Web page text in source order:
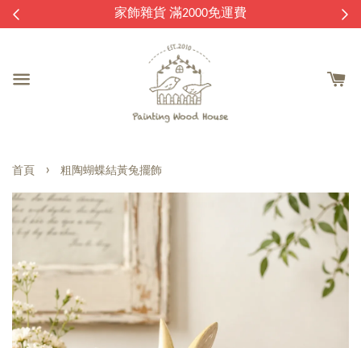
家飾雜貨 滿2000免運費
首頁 › 粗陶蝴蝶結黃兔擺飾